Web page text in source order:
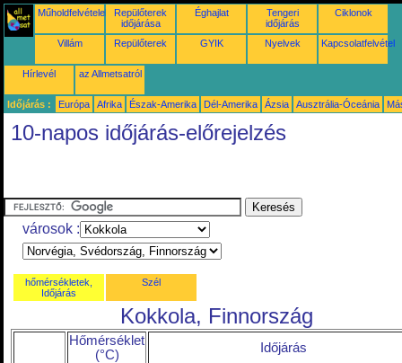
Műholdfelvételek
Repülőterek
időjárása
Éghajlat
Tengeri
időjárás
Ciklonok
Villám Repülőterek GYIK Nyelvek Kapcsolatfelvétel
Hírlevél az Allmetsatról
Időjárás : Európa Afrika Észak-Amerika Dél-Amerika Ázsia Ausztrália-Óceánia
10-napos időjárás-előrejelzés
városok :
hőmérsékletek,
Időjárás
Szél
Kokkola, Finnország
Hőmérséklet
(°C)
Időjárás